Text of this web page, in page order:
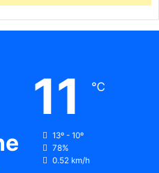
11 ℃
13º - 10º
78%
0.52 km/h